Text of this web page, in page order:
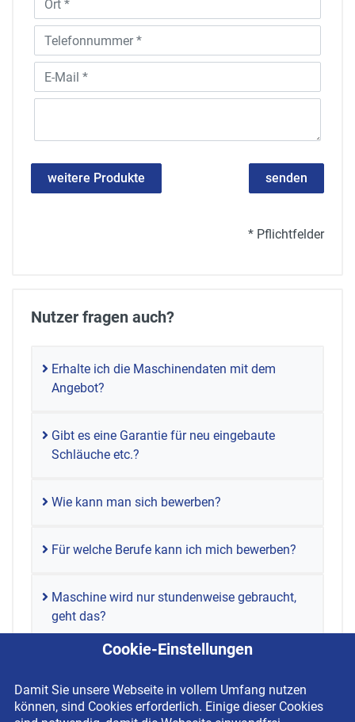
Nutzer fragen auch?
Erhalte ich die Maschinendaten mit dem
Angebot?
Gibt es eine Garantie für neu eingebaute
Schläuche etc.?
Wie kann man sich bewerben?
Für welche Berufe kann ich mich bewerben?
Maschine wird nur stundenweise gebraucht,
geht das?
weitere Produkte senden
* Pflichtfelder
Cookie-Einstellungen
Damit Sie unsere Webseite in vollem Umfang nutzen
können, sind Cookies erforderlich. Einige dieser Cookies